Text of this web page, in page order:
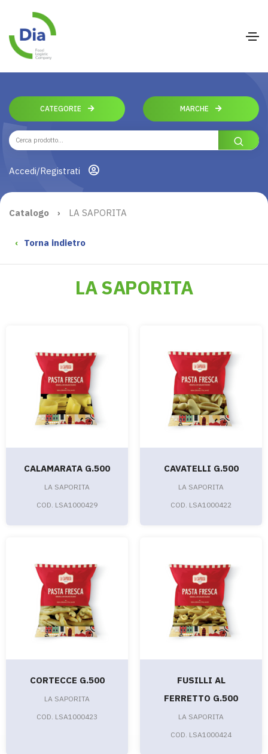
CATEGORIE MARCHE
Accedi/Registrati
Catalogo › LA SAPORITA
‹ Torna indietro
LA SAPORITA
CALAMARATA G.500
LA SAPORITA
COD. LSA1000429
CAVATELLI G.500
LA SAPORITA
COD. LSA1000422
CORTECCE G.500
LA SAPORITA
COD. LSA1000423
FUSILLI AL
FERRETTO G.500
LA SAPORITA
COD. LSA1000424